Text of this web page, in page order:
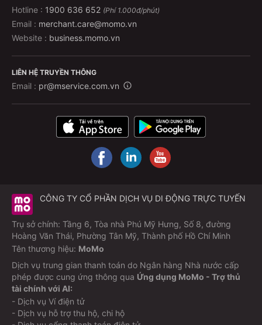
Hotline : 1900 636 652 (Phí 1.000đ/phút)
Email : merchant.care@momo.vn
Website : business.momo.vn
LIÊN HỆ TRUYỀN THÔNG
Email : pr@mservice.com.vn
CÔNG TY CỔ PHẦN DỊCH VỤ DI ĐỘNG TRỰC TUYẾN
Trụ sở chính: Tầng 6, Tòa nhà Phú Mỹ Hưng, Số 8, đường
Hoàng Văn Thái, Phường Tân Mỹ, Thành phố Hồ Chí Minh
Tên thương hiệu: MoMo
Dịch vụ trung gian thanh toán do Ngân hàng Nhà nước cấp
phép được cung ứng thông qua Ứng dụng MoMo - Trợ thủ
tài chính với AI:
- Dịch vụ Ví điện tử
- Dịch vụ hỗ trợ thu hộ, chi hộ